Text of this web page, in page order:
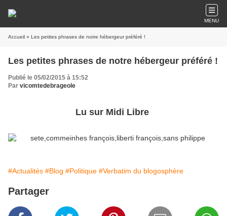
MENU
Accueil » Les petites phrases de notre hébergeur préféré !
Les petites phrases de notre hébergeur préféré !
Publié le 05/02/2015 à 15:52
Par vicomtedebrageole
Lu sur Midi Libre
#Actualités #Blog #Politique #Verbatim du blogosphère
Partager